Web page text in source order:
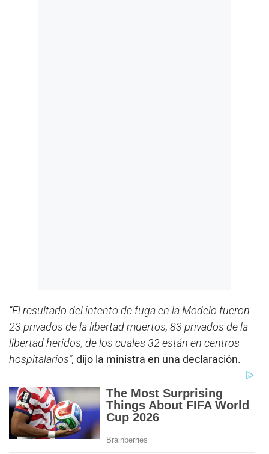
“El resultado del intento de fuga en la Modelo fueron
23 privados de la libertad muertos, 83 privados de la
libertad heridos, de los cuales 32 están en centros
hospitalarios”, dijo la ministra en una declaración.